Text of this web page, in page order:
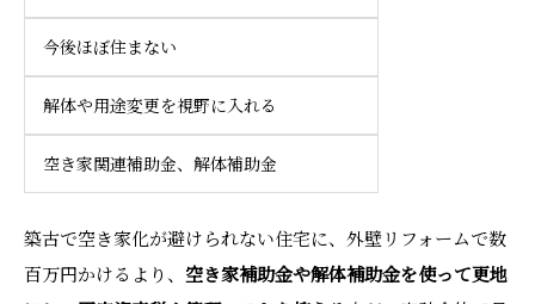
今後ほぼ住まない
解体や用途変更を視野に入れる
空き家関連補助金、解体補助金
築古で空き家化が避けられない住宅に、外壁リフォームで数
百万円かけるより、 空き家補助金や解体補助金を使って更地